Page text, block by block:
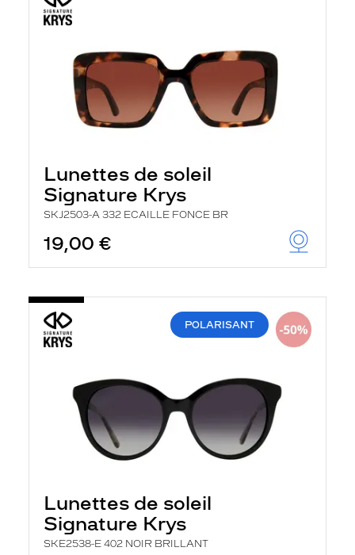
Lunettes de soleil
Signature Krys
SKJ2503-A 332 ECAILLE FONCE BR
19,00 €
POLARISANT
Lunettes de soleil
Signature Krys
SKE2538-E 402 NOIR BRILLANT